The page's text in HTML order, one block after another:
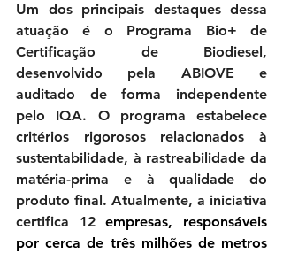
Um dos principais destaques dessa
atuação é o Programa Bio+ de
Certificação de Biodiesel,
desenvolvido pela ABIOVE e
auditado de forma independente
pelo IQA. O programa estabelece
critérios rigorosos relacionados à
sustentabilidade, à rastreabilidade da
matéria-prima e à qualidade do
produto final. Atualmente, a iniciativa
certifica 12 empresas, responsáveis
por cerca de três milhões de metros